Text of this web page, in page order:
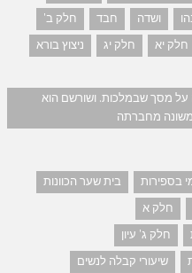
ושדה חבד
חלק ב'
חלק יא חלק יג
ניצוץ בורא
על מסך שבמלכות. ושורשם הוא
מחברתה
בספירות
בית שער הכוונות
חלק א
חלק ג' עיון
שיעורי קבלה לנשים